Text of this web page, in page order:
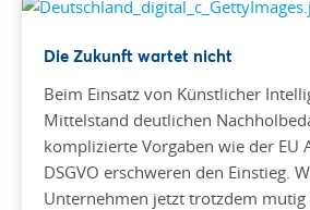
Die Zukunft wartet nicht
Beim Einsatz von Künstlicher
Mittelstand deutlichen
komplizierte Vorgaben wie der EU
DSGVO erschweren den Einstieg.
Unternehmen jetzt trotzdem mutig